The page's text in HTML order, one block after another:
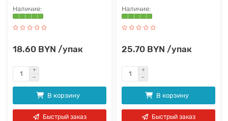
18.60 BYN /упак
В корзину
Быстрый заказ
25.70 BYN /упак
В корзину
Быстрый заказ